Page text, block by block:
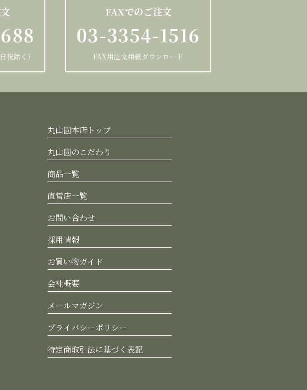
祝除く）
FAXでのご注文
03-3354-1516
FAX用注文用紙ダウンロード
丸山園本店トップ
丸山園のこだわり
商品一覧
直営店一覧
お問い合わせ
採用情報
お買い物ガイド
会社概要
メールマガジン
プライバシーポリシー
特定商取引法に基づく表記